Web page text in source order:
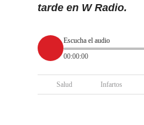
tarde en W Radio.
Escucha el audio
00:00:00
Salud Infartos